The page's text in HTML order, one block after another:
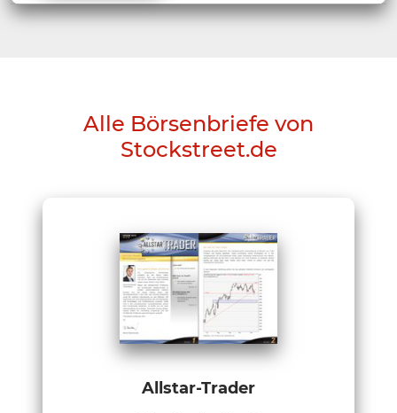
Alle Börsenbriefe von
Stockstreet.de
Allstar-Trader